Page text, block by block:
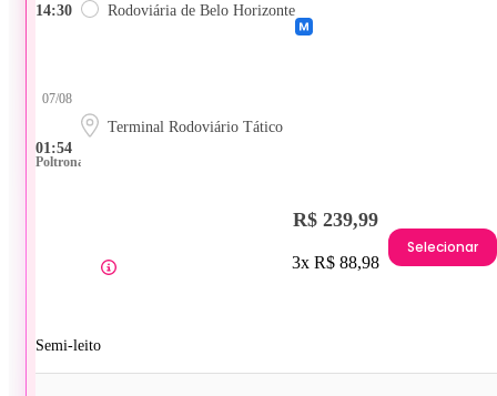
14:30 Rodoviária de Belo Horizonte
01:54
07/08
Terminal Rodoviário Tático
Poltrona
Semi-leito
R$ 239,99
3x R$ 88,98
Selecionar